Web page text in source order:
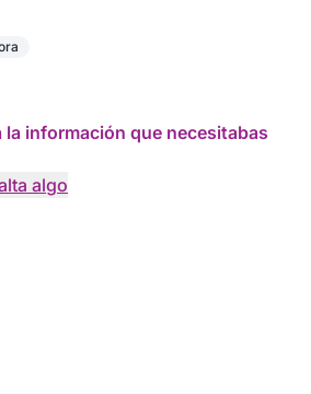
información que necesitabas
algo